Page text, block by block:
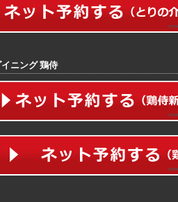
ニング 鶏侍